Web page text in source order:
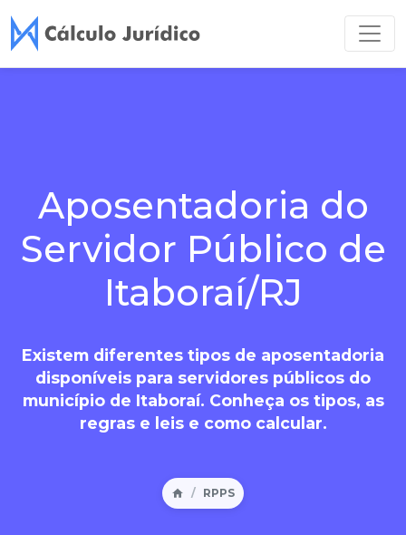
Aposentadoria do
Servidor Público de
Itaboraí/RJ
Existem diferentes tipos de aposentadoria
disponíveis para servidores públicos do
município de Itaboraí. Conheça os tipos, as
regras e leis e como calcular.
RPPS